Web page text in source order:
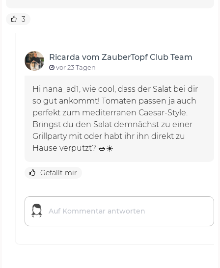
3
Ricarda vom ZauberTopf Club Team
vor 23 Tagen
Hi nana_ad1, wie cool, dass der Salat bei dir
so gut ankommt! Tomaten passen ja auch
perfekt zum mediterranen Caesar-Style.
Bringst du den Salat demnächst zu einer
Grillparty mit oder habt ihr ihn direkt zu
Hause verputzt? 🥗☀️
Gefällt mir